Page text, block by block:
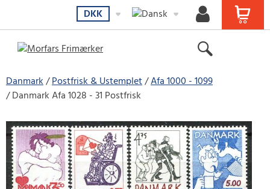
DKK
Danmark Postfrisk & Ustemplet Afa 1000 - 1099
Danmark Afa 1028 - 31 Postfrisk